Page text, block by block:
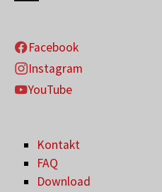
Facebook
Instagram
YouTube
Kontakt
FAQ
Download